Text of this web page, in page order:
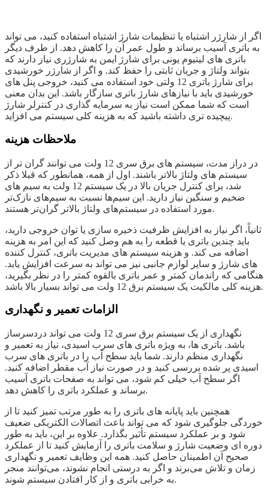
اگر از شارژر اشتباه یا تنظیمات شارژ اشتباه استفاده کنید، می تواند
به باتری آسیب برساند و طول عمر آن را کاهش دهد. از طرف دیگر
باتری های لیتیوم یونی برای شارژ ایمن به شارژری نیاز دارند که
بتواند ولتاژ و جریان ثابتی را حفظ کند. و اگر از شارژر خورشیدی
برای شارژ باتری 12 ولتی خود استفاده می کنید، خروجی پنل های
خورشیدی باید با نیازهای شارژ باتری سازگار باشد. این بدان معنی
است که شما ممکن است نیاز به سرمایه گذاری در کنترلر شارژ
پیچیده تری داشته باشید که به هزینه کلی سیستم می افزاید.
ملاحظات هزینه
در دراز مدت، سیستم های برق سری 12 ولت می توانند گران تر از
سیستم های ولتاژ بالاتر باشند. اول از همه، همانطور که قبلا ذکر
شد، برای کنترل جریان بالا در یک سیستم 12 ولت به سیم های
ضخیم و سنگین نیاز دارید. این سیم‌ها نسبت به سیم‌های نازک‌تر
مورد استفاده در سیستم‌های ولتاژ بالاتر گران‌تر هستند.
ثانیاً، اگر نیاز به افزایش ظرفیت ذخیره سازی یا توان خروجی دارید،
باید چندین باتری یا قطعه را به هم وصل کنید که این امر به هزینه
اضافه می کند. و هزینه سیستم های مدیریت باتری، کنترل کننده
های شارژ و سایر لوازم جانبی نیز می تواند به سرعت افزایش یابد.
هنگامی که راندمان کمتر و عمر باتری بالقوه کمتر را در نظر بگیرید،
هزینه کلی مالکیت یک سیستم برق 12 ولت می تواند بسیار بالا باشد.
الزامات تعمیر و نگهداری
نگهداری از یک سیستم برق سری 12 ولت می تواند دردسرساز
باشد. باتری ها، به ویژه باتری های سرب اسیدی، نیاز به تعمیر و
نگهداری منظم دارند. شما باید سطح آب را در باتری های سرب
اسیدی پر شده بررسی کنید و در صورت نیاز آب مقطر اضافه کنید.
اگر سطح آب خیلی کم شود، می تواند به صفحات باتری آسیب
برساند و عملکرد باتری را کاهش دهد.
همچنین باید پایانه های باتری را به طور مرتب تمیز کنید تا از
خوردگی جلوگیری شود که می تواند باعث اتصالات الکتریکی ضعیف
شود و بر عملکرد سیستم تأثیر بگذارد. علاوه بر این، باید به طور
دوره ای وضعیت شارژ و سلامت باتری را آزمایش کنید تا از عملکرد
صحیح آن اطمینان حاصل کنید. همه این وظایف تعمیر و نگهداری
زمان و تلاش می‌برند و اگر به درستی انجام نشوند، می‌توانند منجر
به خرابی باتری و از کار افتادن سیستم شوند.